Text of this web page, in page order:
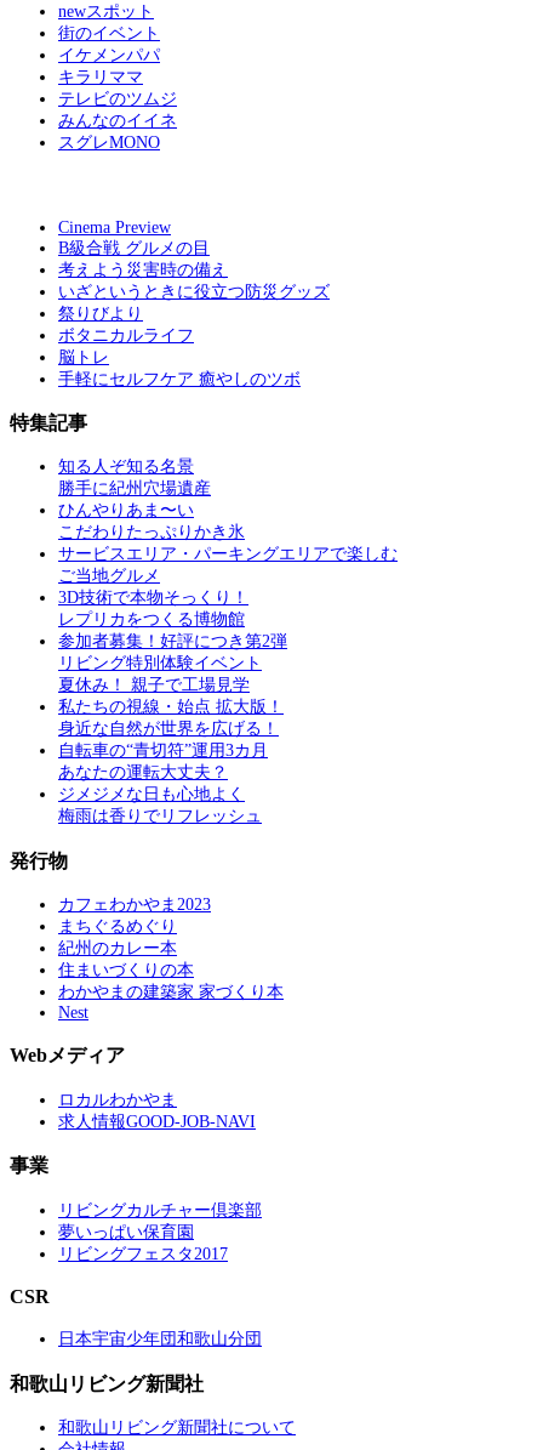
newスポット
街のイベント
イケメンパパ
キラリママ
テレビのツムジ
みんなのイイネ
スグレMONO
Cinema Preview
B級合戦 グルメの目
考えよう災害時の備え
いざというときに役立つ防災グッズ
祭りびより
ボタニカルライフ
脳トレ
手軽にセルフケア 癒やしのツボ
特集記事
知る人ぞ知る名景
勝手に紀州穴場遺産
ひんやりあま〜い
こだわりたっぷりかき氷
サービスエリア・パーキングエリアで楽しむ
ご当地グルメ
3D技術で本物そっくり！
レプリカをつくる博物館
参加者募集！好評につき第2弾
リビング特別体験イベント
夏休み！ 親子で工場見学
私たちの視線・始点 拡大版！
身近な自然が世界を広げる！
自転車の“青切符”運用3カ月
あなたの運転大丈夫？
ジメジメな日も心地よく
梅雨は香りでリフレッシュ
発行物
カフェわかやま2023
まちぐるめぐり
紀州のカレー本
住まいづくりの本
わかやまの建築家 家づくり本
Nest
Webメディア
ロカルわかやま
求人情報GOOD-JOB-NAVI
事業
リビングカルチャー倶楽部
夢いっぱい保育園
リビングフェスタ2017
CSR
日本宇宙少年団和歌山分団
和歌山リビング新聞社
和歌山リビング新聞社について